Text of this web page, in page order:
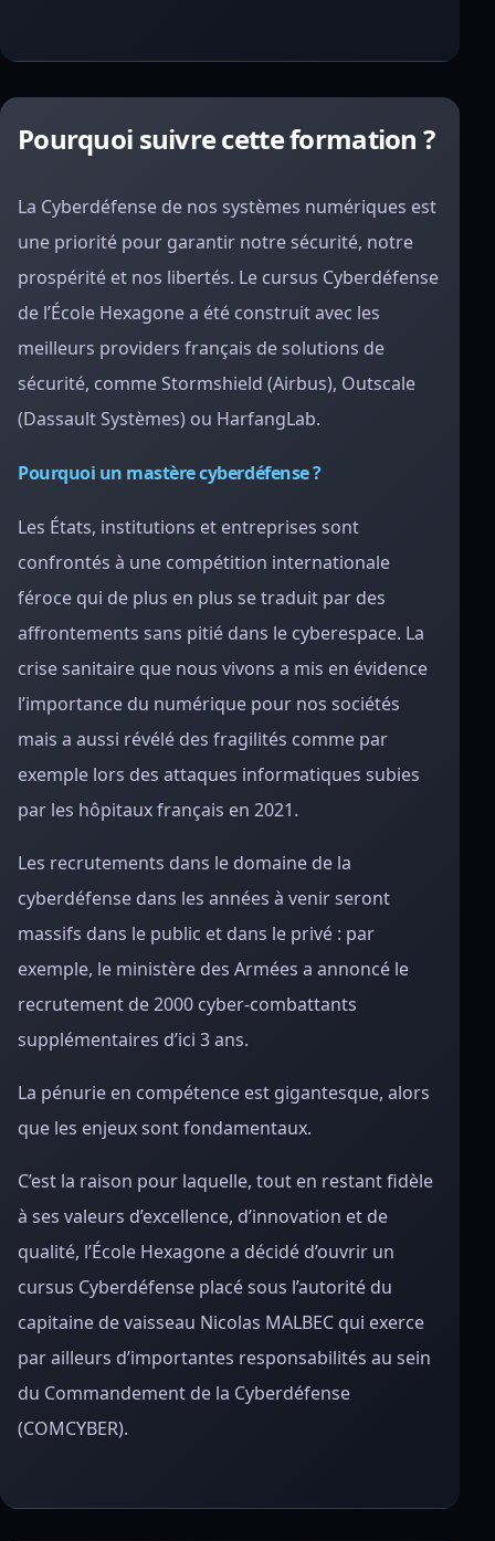
Pourquoi suivre cette formation ?
La Cyberdéfense de nos systèmes numériques est
une priorité pour garantir notre sécurité, notre
prospérité et nos libertés. Le cursus Cyberdéfense
de l’École Hexagone a été construit avec les
meilleurs providers français de solutions de
sécurité, comme Stormshield (Airbus), Outscale
(Dassault Systèmes) ou HarfangLab.
Pourquoi un mastère cyberdéfense ?
Les États, institutions et entreprises sont
confrontés à une compétition internationale
féroce qui de plus en plus se traduit par des
affrontements sans pitié dans le cyberespace. La
crise sanitaire que nous vivons a mis en évidence
l’importance du numérique pour nos sociétés
mais a aussi révélé des fragilités comme par
exemple lors des attaques informatiques subies
par les hôpitaux français en 2021.
Les recrutements dans le domaine de la
cyberdéfense dans les années à venir seront
massifs dans le public et dans le privé : par
exemple, le ministère des Armées a annoncé le
recrutement de 2000 cyber-combattants
supplémentaires d’ici 3 ans.
La pénurie en compétence est gigantesque, alors
que les enjeux sont fondamentaux.
C’est la raison pour laquelle, tout en restant fidèle
à ses valeurs d’excellence, d’innovation et de
qualité, l’École Hexagone a décidé d’ouvrir un
cursus Cyberdéfense placé sous l’autorité du
capitaine de vaisseau Nicolas MALBEC qui exerce
par ailleurs d’importantes responsabilités au sein
du Commandement de la Cyberdéfense
(COMCYBER).